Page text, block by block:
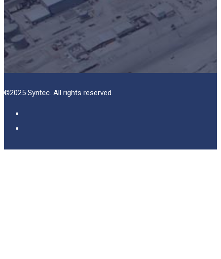
©2025 Syntec. All rights reserved.